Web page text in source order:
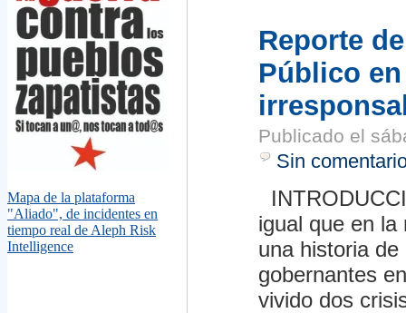
Mapa de la plataforma
"Aliado", de incidentes en
tiempo real de Aleph Risk
Intelligence
Reporte
Público
Publicado el
Sin
igual que en
una historia
gobernantes
vivido dos